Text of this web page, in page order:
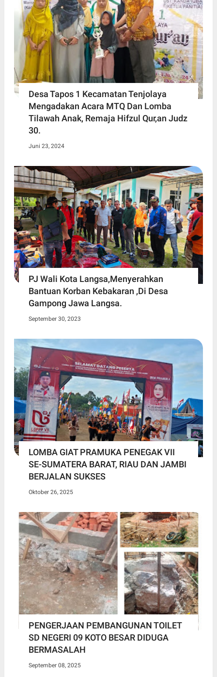
Desa Tapos 1 Kecamatan Tenjolaya
Mengadakan Acara MTQ Dan Lomba
Tilawah Anak, Remaja Hifzul Qur,an Judz
30.
Juni 23, 2024
PJ Wali Kota Langsa,Menyerahkan
Bantuan Korban Kebakaran ,Di Desa
Gampong Jawa Langsa.
September 30, 2023
LOMBA GIAT PRAMUKA PENEGAK VII
SE-SUMATERA BARAT, RIAU DAN JAMBI
BERJALAN SUKSES
Oktober 26, 2025
PENGERJAAN PEMBANGUNAN TOILET
SD NEGERI 09 KOTO BESAR DIDUGA
BERMASALAH
September 08, 2025